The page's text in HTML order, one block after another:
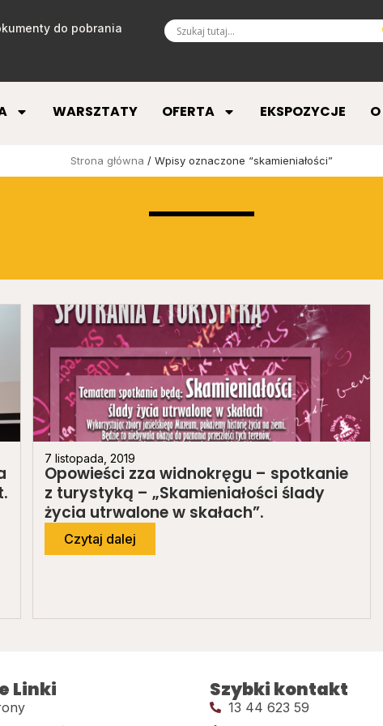
do pobrania
WARSZTATY OFERTA EKSPOZYCJE
Strona główna / Wpisy oznaczone “skamieniałości”
7 listopada, 2019
Opowieści zza widnokręgu – spotkanie
z turystyką – „Skamieniałości ślady
życia utrwalone w skałach”.
Czytaj dalej
Linki Szybki kontakt
13 44 623 59